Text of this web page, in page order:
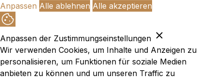
Anpassen Alle ablehnen Alle akzeptieren
Anpassen der Zustimmungseinstellungen
Wir verwenden Cookies, um Inhalte und Anzeigen zu
personalisieren, um Funktionen für soziale Medien
anbieten zu können und um unseren Traffic zu